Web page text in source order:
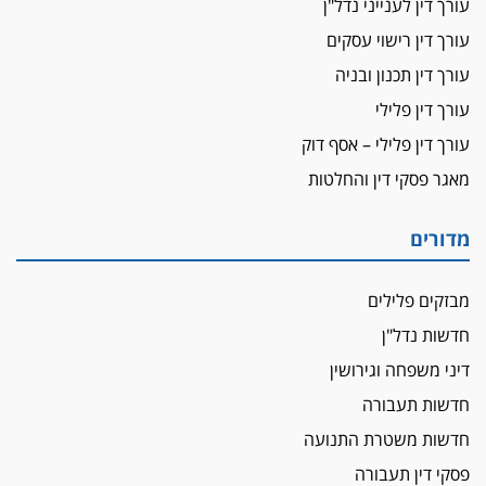
אשם
עו"ד הלל בבייב הורשע בהונאת עשרות לקוחות,
ההסדר: 7-9 שנות מאסר
דין ומקרקעין
עורך דין ברמת השרון נחקר בחשד למרמה בעסקת
תובעת משטרתית פוטרה בחשד לעישון סמים
שנחשף בפעילות בלשים בטלגרם
לא בכל יום
הכנסת אישרה
הגבלת שכר טרחה בייצוג נכי צה"ל ונפגעי פעולות
איבה
איתות מירושלים
יו"ר המחוז צ'צ'קס מכנס ישיבה להדחת
עורך דין לענייני נדל"ן
עורך דין רישוי עסקים
עורך דין תכנון ובניה
עורך דין פלילי
עורך דין פלילי – אסף דוק
מאגר פסקי דין והחלטות
מדורים
מבזקים פלילים
חדשות נדל"ן
דיני משפחה וגירושין
חדשות תעבורה
חדשות משטרת התנועה
פסקי דין תעבורה